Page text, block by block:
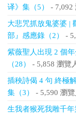
译》集（5）
- 7,092
大悲咒抓放鬼婆婆 |
部』感應錄（2）
-
紫薇聖人出現 2 個
（28）
- 5,858 瀏覽
插秧詩偈 4 句 終極
集（3）
- 5,590 瀏
生我者猴死我雕千